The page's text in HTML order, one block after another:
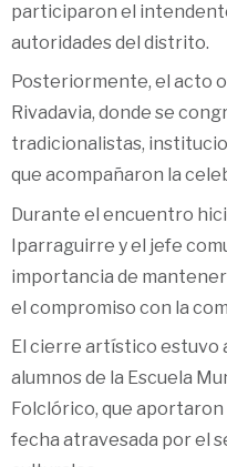
participaron el
autoridades del distrito.
Posteriormente, el acto
Rivadavia, donde se
tradicionalistas,
que acompañaron la
Durante el encuentro
Iparraguirre y el jefe
importancia de
el compromiso con la
El cierre artístico estuvo
alumnos de la Escuela
Folclórico, que aportaron
fecha atravesada por el